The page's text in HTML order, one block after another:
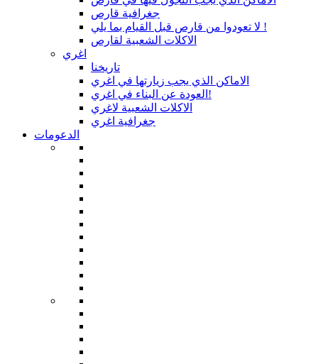
جغرافية قارص
لا تعودوا من قارص قبل القيام بما يلي !
الاكلات الشعبية لقارص
اغري
تاريخنا
الاماكن الذي يجب زيارتها في اغري
العودة عن البناء في اغري!
الاكلات الشعبية لاغري
جغرافية اغري
الدعومات